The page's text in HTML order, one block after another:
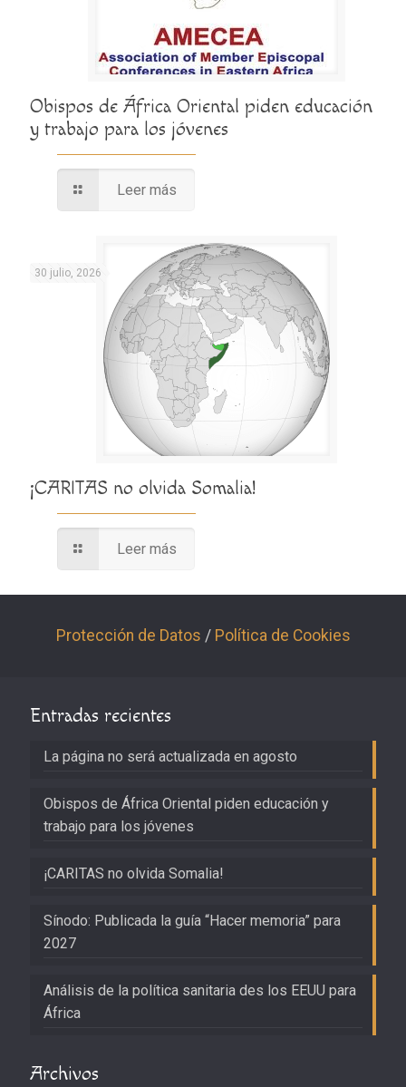
Obispos de África Oriental piden educación
y trabajo para los jóvenes
Leer más
30 julio, 2026
¡CARITAS no olvida Somalia!
Leer más
Protección de Datos / Política de Cookies
Entradas recientes
La página no será actualizada en agosto
Obispos de África Oriental piden educación y
trabajo para los jóvenes
¡CARITAS no olvida Somalia!
Sínodo: Publicada la guía “Hacer memoria” para
2027
Análisis de la política sanitaria des los EEUU para
África
Archivos